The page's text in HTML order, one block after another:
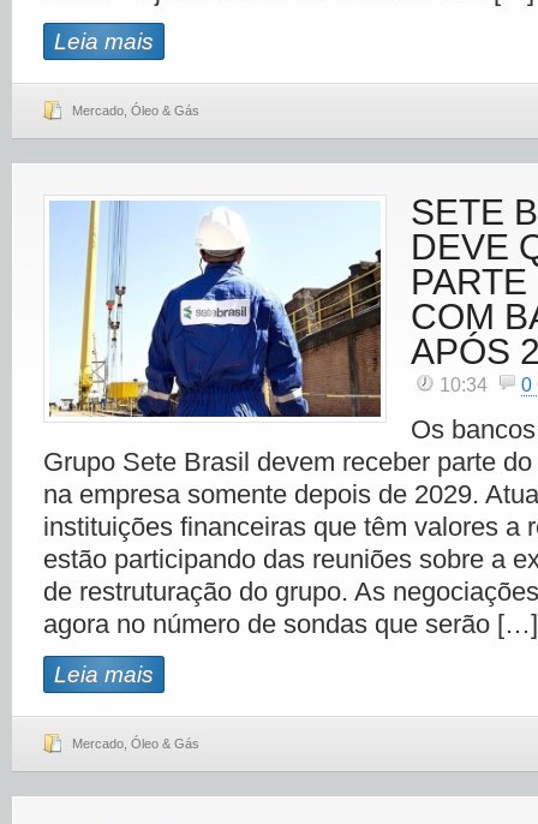
Leia mais
Mercado Óleo & Gás
SETE
DEVE
COM
APÓS
10:34 0
Os
Grupo Sete Brasil devem receber parte
na empresa somente depois de 2029.
instituições financeiras que têm valores a
estão participando das reuniões sobre a
de restruturação do grupo. As
agora no número de sondas que serão […]
Leia mais
Mercado Óleo & Gás